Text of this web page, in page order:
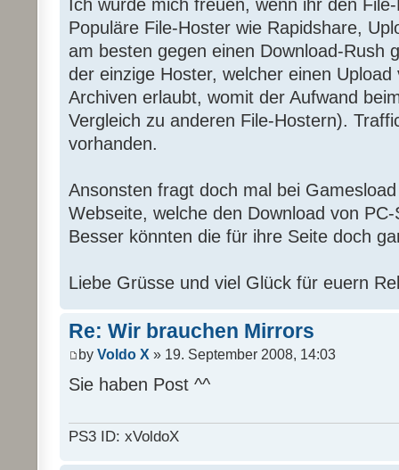
Ich würde mich freuen, wenn ihr den
Populäre File-Hoster wie Rapidshare,
am besten gegen einen Download-Rush
der einzige Hoster, welcher einen
Archiven erlaubt, womit der Aufwand
Vergleich zu anderen File-Hostern).
vorhanden.
Ansonsten fragt doch mal bei
Webseite, welche den Download von
Besser könnten die für ihre Seite doch
Liebe Grüsse und viel Glück für euern
Re: Wir brauchen Mirrors
by Voldo X » 19. September 2008, 14:03
Sie haben Post ^^
PS3 ID: xVoldoX